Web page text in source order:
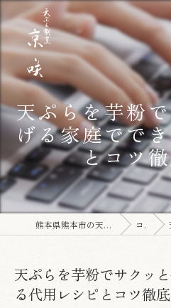
天ぷらを芋粉
げる家庭でで
とコツ
熊本県熊本市の天ぷらなら天ぷら割烹 京咲 コラム
天ぷらを芋粉でサクッ
る代用レシピとコツ徹